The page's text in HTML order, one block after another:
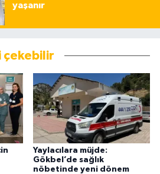
yaşanır
çekebilir
Yaylacılara müjde:
Gökbel’de sağlık
nöbetinde yeni dönem